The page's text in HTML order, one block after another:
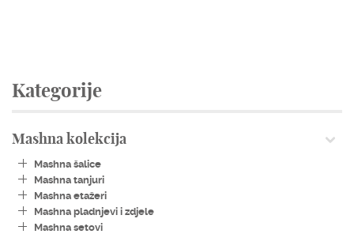
Kategorije
Mashna kolekcija
Mashna šalice
Mashna tanjuri
Mashna etažeri
Mashna pladnjevi i zdjele
Mashna setovi